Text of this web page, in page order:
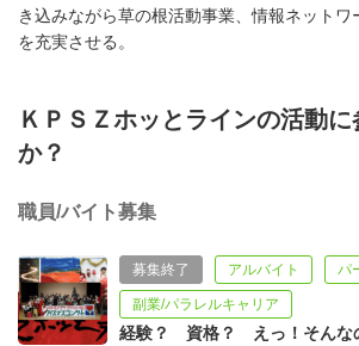
き込みながら草の根活動事業、情報ネットワ
を充実させる。
ＫＰＳＺホッとラインの活動
か？
職員/バイト募集
募集終了 アルバイト パ
副業/パラレルキャリア